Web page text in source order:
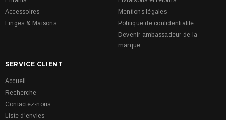
Accessoires
Linges & Maisons
Mentions légales
Politique de confidentialité
Devenir ambassadeur de la
marque
SERVICE CLIENT
Accueil
Recherche
Contactez-nous
Liste d'envies